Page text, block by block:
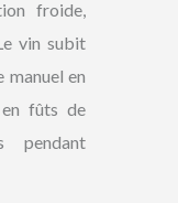
froide,
vin subit
manuel en
en fûts de
pendant